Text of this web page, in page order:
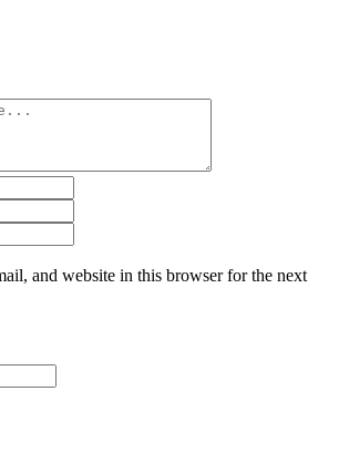
and website in this browser for the next